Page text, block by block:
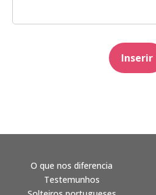
Inserir
O que nos diferencia
Testemunhos